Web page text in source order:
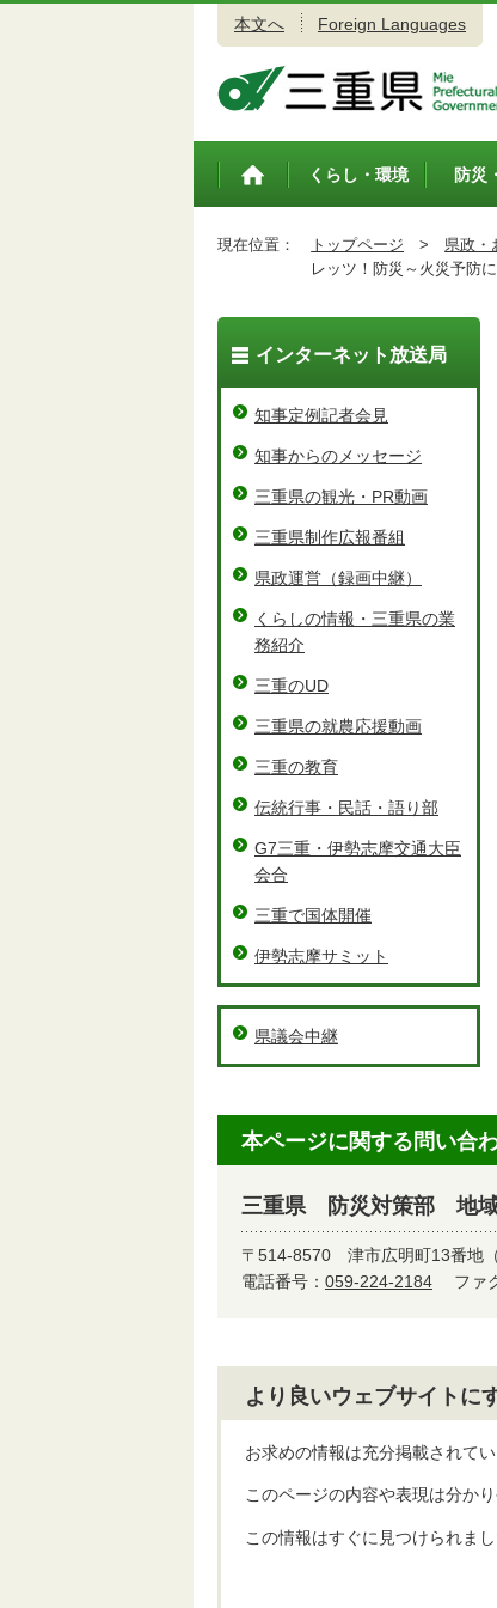
本文へ Foreign Languages
トップペ
くらし・環境 防災
現在位置： トップページ > 県政・
レッツ！防災～火災予防
インターネット放送局
知事定例記者会見
知事からのメッセージ
三重県の観光・PR動画
三重県制作広報番組
県政運営（録画中継）
くらしの情報・三重県の業
務紹介
三重のUD
三重県の就農応援動画
三重の教育
伝統行事・民話・語り部
G7三重・伊勢志摩交通大臣
会合
三重で国体開催
伊勢志摩サミット
県議会中継
本ページに関する問い合
三重県 防災対策部 地域
〒514-8570 津市広明町13番地
電話番号： 059-224-2184 ファ
より良いウェブサイトに
お求めの情報は充分掲載されて
このページの内容や表現は分か
この情報はすぐに見つけられま